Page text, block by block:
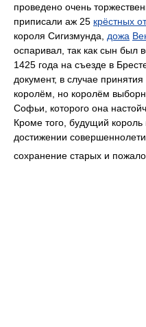
проведено очень
приписали аж 25 крёстных
короля Сигизмунда, дожа
оспаривал, так как сын был
1425 года на съезде в
документ, в случае
королём, но королём
Софьи, которого она
Кроме того, будущий король
достижении
сохранение старых и